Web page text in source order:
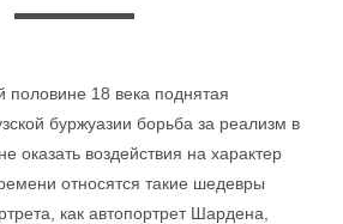
половине 18 века поднятая
буржуазии борьба за реализм в
оказать воздействия на характер
относятся такие шедевры
как автопортрет Шардена,